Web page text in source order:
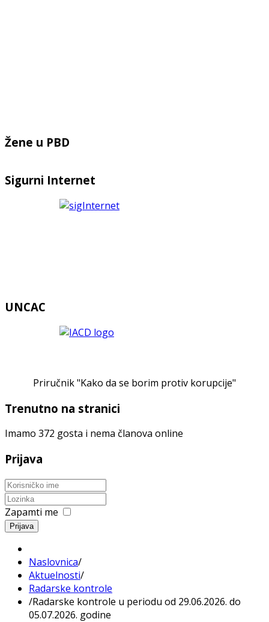
Žene u PBD
Sigurni Internet
UNCAC
Priručnik "Kako da se borim protiv korupcije"
Trenutno na stranici
Imamo 372 gosta i nema članova online
Prijava
Zapamti me
Prijava
Naslovnica/
Aktuelnosti/
Radarske kontrole
/Radarske kontrole u periodu od 29.06.2026. do
05.07.2026. godine